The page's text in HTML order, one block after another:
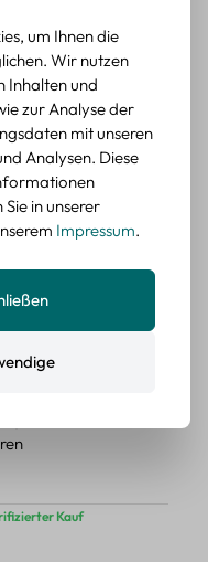
von 5 Sternen
Kauf
würde sie
45 Stück mit 15
von 5 Sternen
Kauf
es passt zu meinem
5 Sternen
Kauf
um Ihnen die
Wir nutzen
Inhalten und
zur Analyse der
mit unseren
Analysen. Diese
in unserer
Impressum.